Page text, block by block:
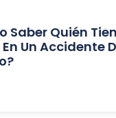
Saber Quién
Un Accidente